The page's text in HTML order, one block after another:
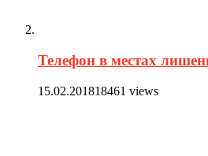
Телефон в местах
15.02.201818461 views